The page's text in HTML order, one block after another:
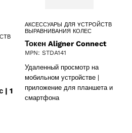
| 1
АКСЕССУАРЫ ДЛЯ YСТРОЙСТВ
ВЫРАВНИВАНИЯ КОЛЕС
Токен Aligner Connect
MPN: STDA141
Удаленный просмотр на
мобильном устройстве |
приложение для планшета и
смартфона